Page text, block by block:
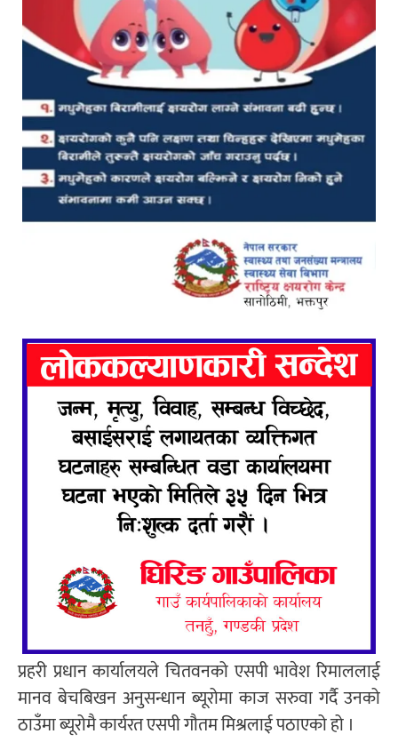
प्रहरी प्रधान कार्यालयले चितवनको एसपी भावेश रिमाललाई
मानव बेचबिखन अनुसन्धान ब्यूरोमा काज सरुवा गर्दै उनको
ठाउँमा ब्यूरोमै कार्यरत एसपी गौतम मिश्रलाई पठाएको हो ।